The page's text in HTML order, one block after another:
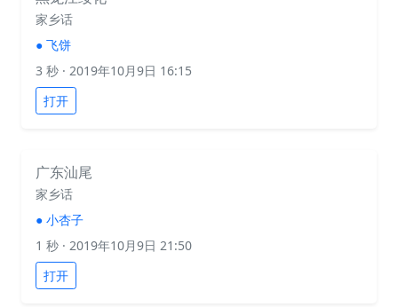
家乡话
● 飞饼
3 秒 · 2019年10月9日 16:15
打开
广东汕尾
家乡话
● 小杏子
1 秒 · 2019年10月9日 21:50
打开